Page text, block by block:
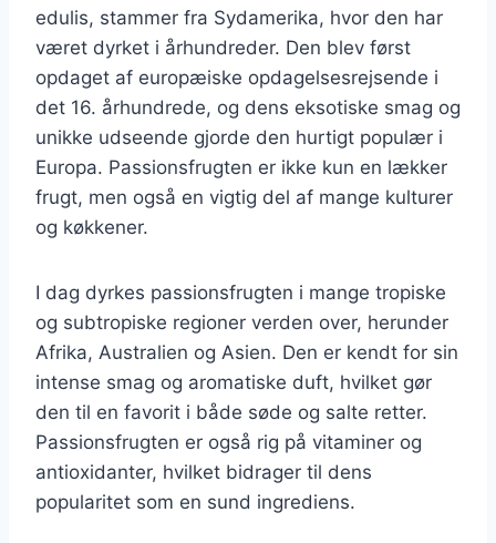
edulis, stammer fra Sydamerika, hvor den har
været dyrket i århundreder. Den blev først
opdaget af europæiske opdagelsesrejsende i
det 16. århundrede, og dens eksotiske smag og
unikke udseende gjorde den hurtigt populær i
Europa. Passionsfrugten er ikke kun en lækker
frugt, men også en vigtig del af mange kulturer
og køkkener.
I dag dyrkes passionsfrugten i mange tropiske
og subtropiske regioner verden over, herunder
Afrika, Australien og Asien. Den er kendt for sin
intense smag og aromatiske duft, hvilket gør
den til en favorit i både søde og salte retter.
Passionsfrugten er også rig på vitaminer og
antioxidanter, hvilket bidrager til dens
popularitet som en sund ingrediens.